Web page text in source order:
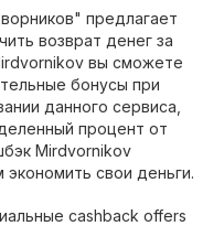
предлагает
возврат денег за
вы сможете
бонусы при
данного сервиса,
процент от
Mirdvornikov
свои деньги.
cashback offers